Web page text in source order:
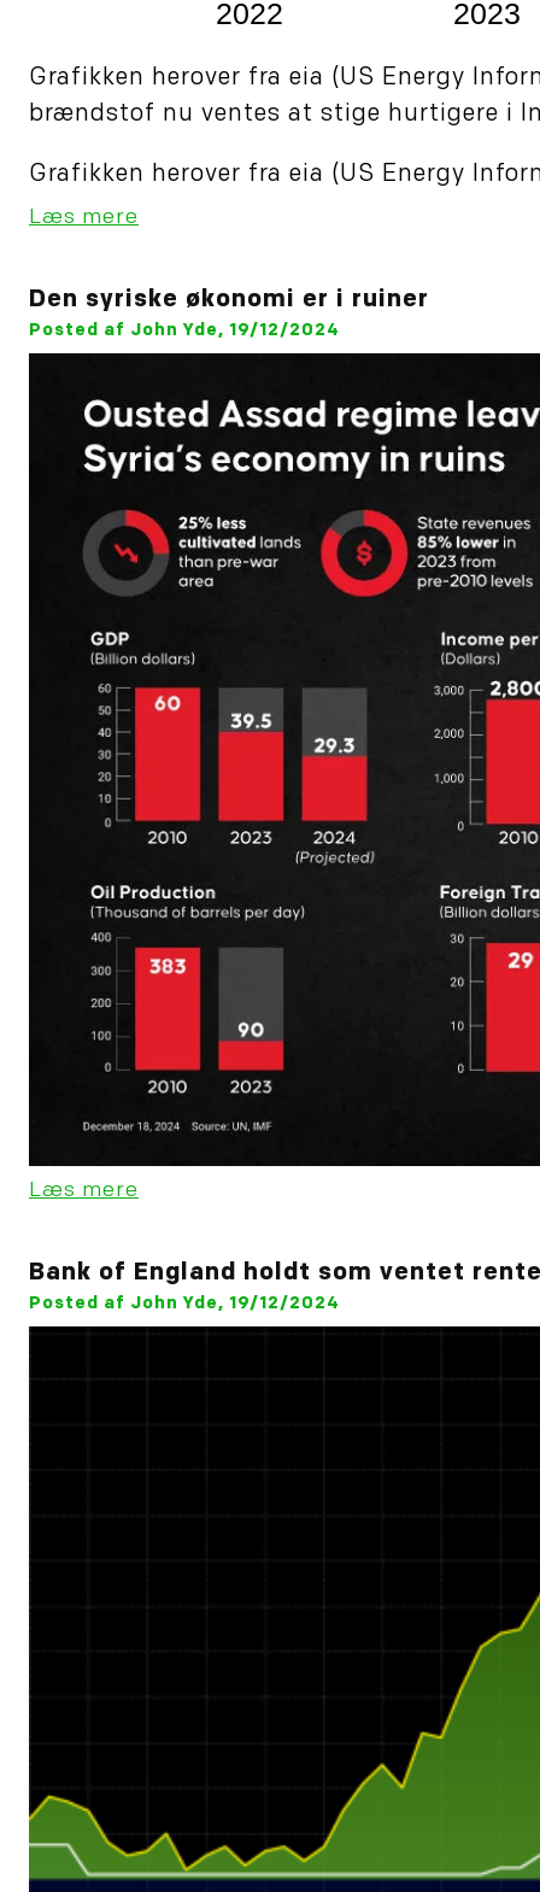
Grafikken herover fra eia (US Energy
brændstof nu ventes at stige hurtigere i
Grafikken herover fra eia (US Energy
Læs mere
Den syriske økonomi er i ruiner
Posted af John Yde, 19/12/2024
Læs mere
Bank of England holdt som ventet
Posted af John Yde, 19/12/2024